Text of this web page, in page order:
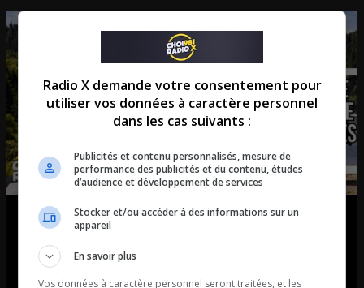
Match2Ride : l’application qui
révolutionne les rassemblements
de voitures et de motos!
Radio X demande votre consentement pour
utiliser vos données à caractère personnel
dans les cas suivants :
Publicités et contenu personnalisés, mesure de
performance des publicités et du contenu, études
d’audience et développement de services
Stocker et/ou accéder à des informations sur un
appareil
En savoir plus
Vos données à caractère personnel seront traitées, et les